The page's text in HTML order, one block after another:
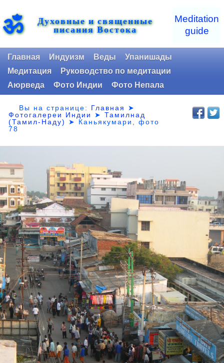
ॐ Духовные и священные
писания Востока
Meditation
guide
Главная Индуизм Веды
Упанишады
Медитация
Руководство по медитации
Аюрведа
Фото Индии Фото Непала
Вы на странице: Главная
➤
Фотогалереи Индии
➤Тамилнад
(Тамил-Наду)
➤ Каньякумари, фото
78